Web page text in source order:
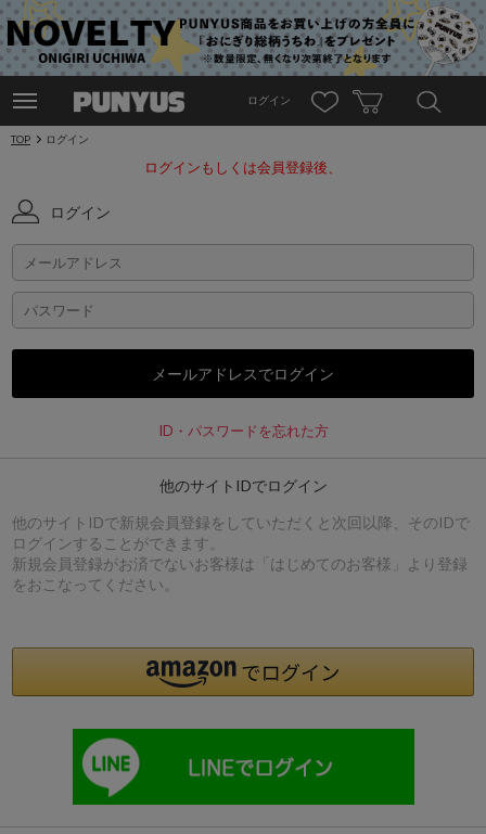
ログイン
TOP ログイン
ログインもしくは会員登録後、
ログイン
ID・パスワードを忘れた方
他のサイトIDでログイン
他のサイトIDで新規会員登録をしていただくと次回以降、そのIDで
ログインすることができます。
新規会員登録がお済でないお客様は「はじめてのお客様」より登録
をおこなってください。